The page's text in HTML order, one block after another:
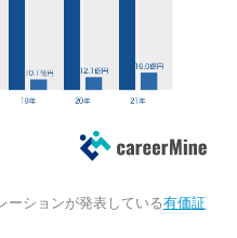
ーションが発表している有価証